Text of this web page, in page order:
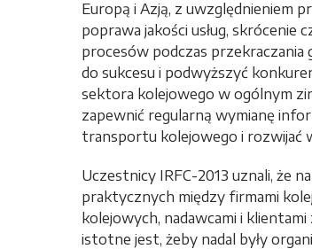
Europą i Azją, z uwzględnieniem
poprawa jakości usług,
procesów podczas
do sukcesu i podwyższyć
sektora kolejowego w ogólnym
zapewnić regularną wymianę
transportu kolejowego i rozwijać
Uczestnicy IRFC-2013 uznali, że
praktycznych między firmami
kolejowych, nadawcami i
istotne jest, żeby nadal były